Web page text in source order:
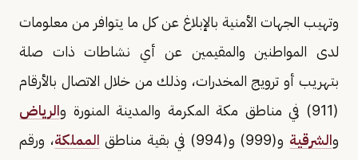
وتهيب الجهات الأمنية بالإبلاغ عن كل ما يتوافر من معلومات
لدى المواطنين والمقيمين عن أي نشاطات ذات صلة
بتهريب أو ترويج المخدرات، وذلك من خلال الاتصال بالأرقام
(911) في مناطق مكة المكرمة والمدينة المنورة و
الرياض
والشرقية و(999) و(994) في بقية مناطق المملكة، ورقم